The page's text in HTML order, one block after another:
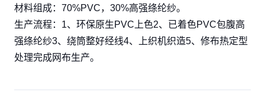
材料组成：70%PVC，30%高强绦纶纱。
生产流程：1、环保原生PVC上色2、已着色PVC包腹高
强绦纶纱3、绕筒整好经线4、上织机织造5、修布热定型
处理完成网布生产。